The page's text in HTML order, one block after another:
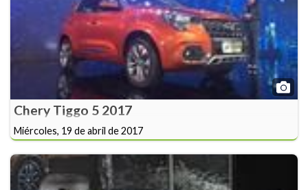
Chery Tiggo 5 2017
Miércoles, 19 de abril de 2017